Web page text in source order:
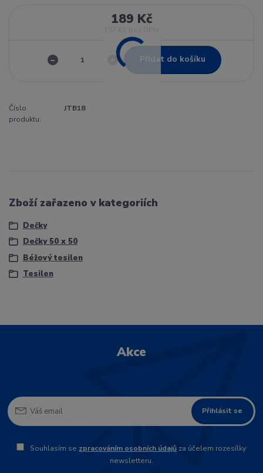
189 Kč
Přidat do košíku
Číslo
produktu:
JTB18
Zboží zařazeno v kategoriích
Dečky
Dečky 50 x 50
Béžový tesilen
Tesilen
Akce
Přihlásit se
Souhlasím se zpracováním osobních údajů za účelem rozesílky
newsletteru.